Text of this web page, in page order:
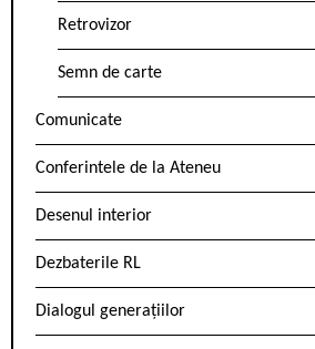
Retrovizor
Semn de carte
Comunicate
Conferintele de la Ateneu
Desenul interior
Dezbaterile RL
Dialogul generațiilor